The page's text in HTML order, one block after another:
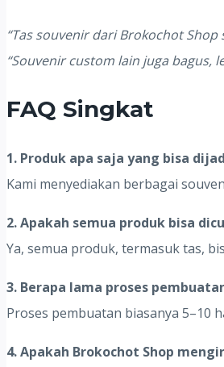
“Tas souvenir dari Brokochot
“Souvenir custom lain juga bagus,
FAQ Singkat
1. Produk apa saja yang bisa
Kami menyediakan berbagai
2. Apakah semua produk bisa
Ya, semua produk, termasuk tas,
3. Berapa lama proses
Proses pembuatan biasanya 5–10
4. Apakah Brokochot Shop